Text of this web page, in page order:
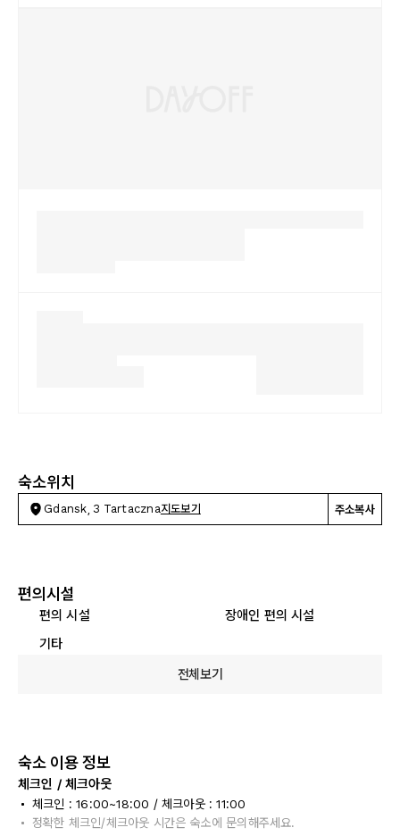
숙소위치
Gdansk, 3 Tartaczna지도보기 주소복사
편의시설
편의 시설
장애인 편의 시설
기타
전체보기
숙소 이용 정보
체크인 / 체크아웃
체크인 : 16:00~18:00 / 체크아웃 : 11:00
정확한 체크인/체크아웃 시간은 숙소에 문의해주세요.